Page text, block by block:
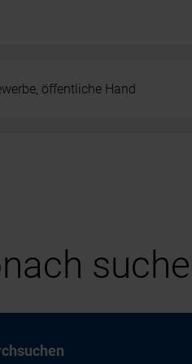
öffentliche Hand